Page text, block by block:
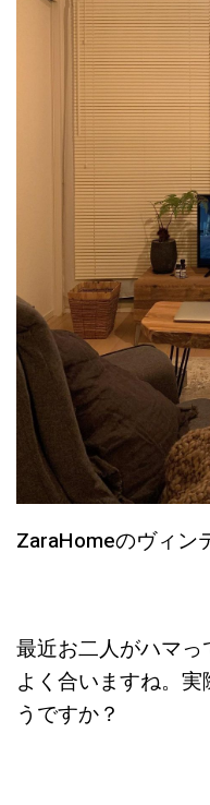
ZaraHomeのヴィン
最近お二人がハマ
よく合いますね。
うですか？